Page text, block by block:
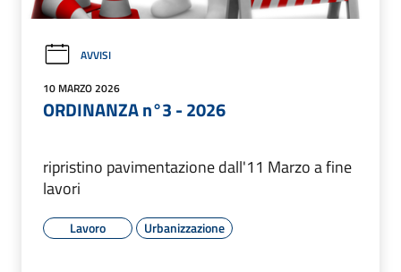
AVVISI
10 MARZO 2026
ORDINANZA n°3 - 2026
ripristino pavimentazione dall'11 Marzo a fine
lavori
Lavoro Urbanizzazione